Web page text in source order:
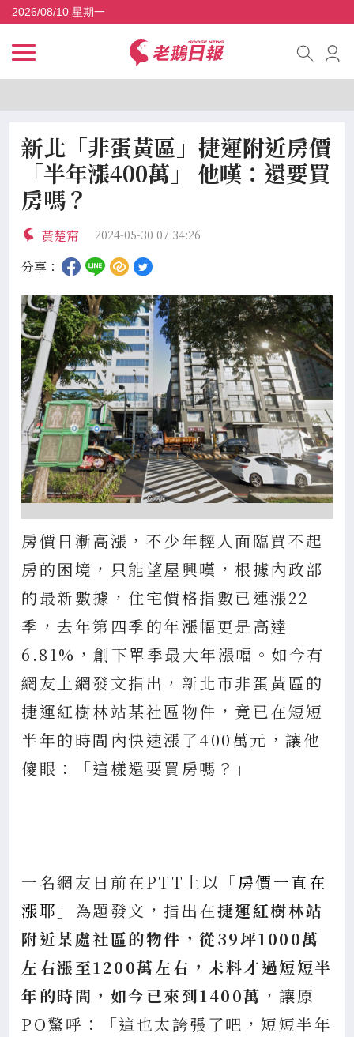
2026/08/10 星期一
新北「非蛋黃區」捷運附近房價
「半年漲400萬」 他嘆：還要買
房嗎？
黃楚甯 2024-05-30 07:34:26
分享：
房價日漸高漲，不少年輕人面臨買不起
房的困境，只能望屋興嘆，根據內政部
的最新數據，住宅價格指數已連漲22
季，去年第四季的年漲幅更是高達
6.81%，創下單季最大年漲幅。如今有
網友上網發文指出，新北市非蛋黃區的
捷運紅樹林站某社區物件，竟已在短短
半年的時間內快速漲了400萬元，讓他
傻眼：「這樣還要買房嗎？」
一名網友日前在PTT上以「房價一直在
漲耶 」為題發文，指出在捷運紅樹林站
附近某處社區的物件，從39坪1000萬
左右漲至1200萬左右，未料才過短短半
年的時間，如今已來到1400萬 ，讓原
PO驚呼：「這也太誇張了吧，短短半年